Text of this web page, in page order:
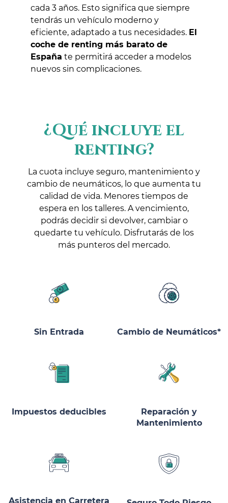
cada 3 años. Esto significa que siempre
tendrás un vehículo moderno y
eficiente, adaptado a tus necesidades. El
coche de renting más barato de
España te permitirá acceder a modelos
nuevos sin complicaciones.
¿Qué incluye el
renting?
La cuota incluye seguro, mantenimiento y
cambio de neumáticos, lo que aumenta tu
calidad de vida. Menores tiempos de
espera en los talleres. A vencimiento,
podrás decidir si devolver, cambiar o
quedarte tu vehículo. Disfrutarás de los
más punteros del mercado.
Sin Entrada Cambio de Neumáticos*
Impuestos deducibles
Reparación y
Mantenimiento
Asistencia en Carretera